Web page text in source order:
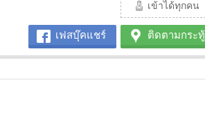
เข้าได้ทุกคน
เฟสบุ๊คแชร์ ติดตามกระทู้